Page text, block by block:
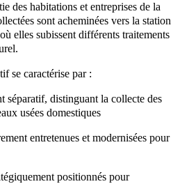
des habitations et entreprises de la
sont acheminées vers la station
elles subissent différents traitements
se caractérise par :
séparatif, distinguant la collecte des
usées domestiques
entretenues et modernisées pour
positionnés pour